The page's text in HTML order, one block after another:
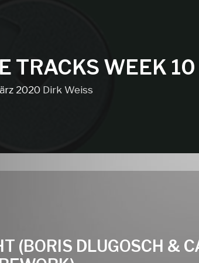
TRACKS WEEK 10
2020 Dirk Weiss
(BORIS DLUGOSCH &